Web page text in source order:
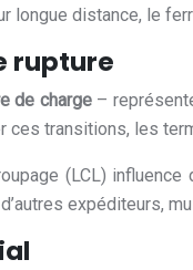
distance, le
rupture
de charge–
ces transitions, les
(LCL)
expéditeurs,